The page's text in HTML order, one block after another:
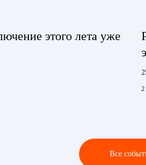
этого лета уже
Все